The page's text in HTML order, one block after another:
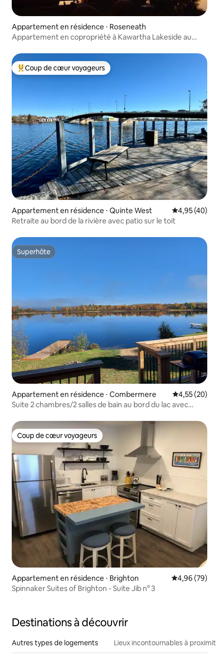
Appartement en résidence ⋅ Roseneath
Appartement en copropriété à Kawartha Lakeside au
Coups de cœur voyageurs les plus appréciés
Coup de cœur voyageurs
Appartement en résidence ⋅ Quinte West Évaluation
4,95 (40)
Retraite au bord de la rivière avec patio sur le toit
Superhôte
Superhôte
Appartement en résidence ⋅ Combermere Évaluation
4,55 (20)
Suite 2 chambres/2 salles de bain au bord du lac avec
Coup de cœur voyageurs
Coup de cœur voyageurs
Appartement en résidence ⋅ Brighton Évaluation
4,96 (79)
Spinnaker Suites of Brighton - Suite Jib n° 3
Destinations à découvrir
Autres types de logements Lieux incontournables à